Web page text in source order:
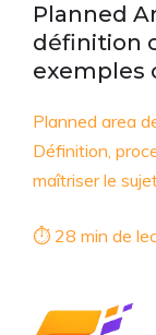
Planned
définition
exemples
Planned area
Définition,
maîtriser le
⏱ 28 min de